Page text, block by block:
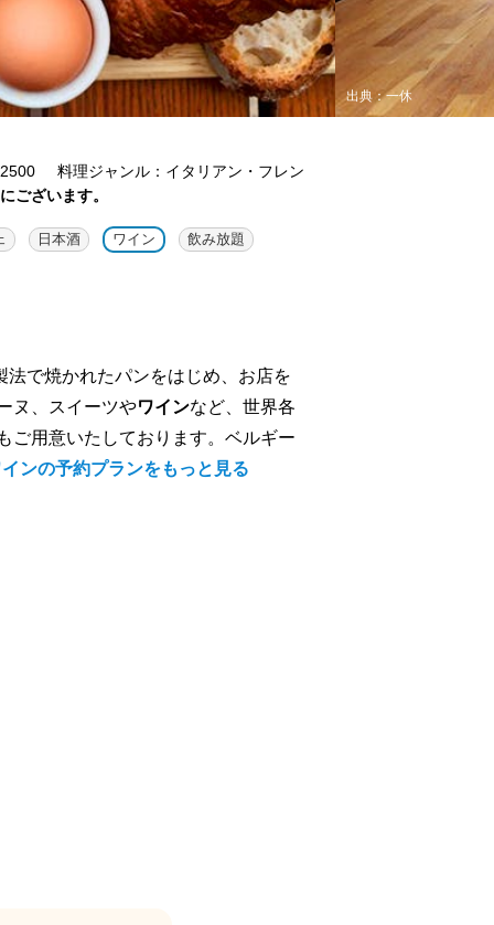
出典：一休
料理ジャンル：イタリアン・フレン
ございます。
日本酒 ワイン 飲み放題
法で焼かれたパンをはじめ、お店を
ヌ、スイーツやワインなど、世界各
ご用意いたしております。ベルギー
ンの予約プランをもっと見る